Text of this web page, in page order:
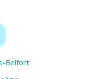
Belfort